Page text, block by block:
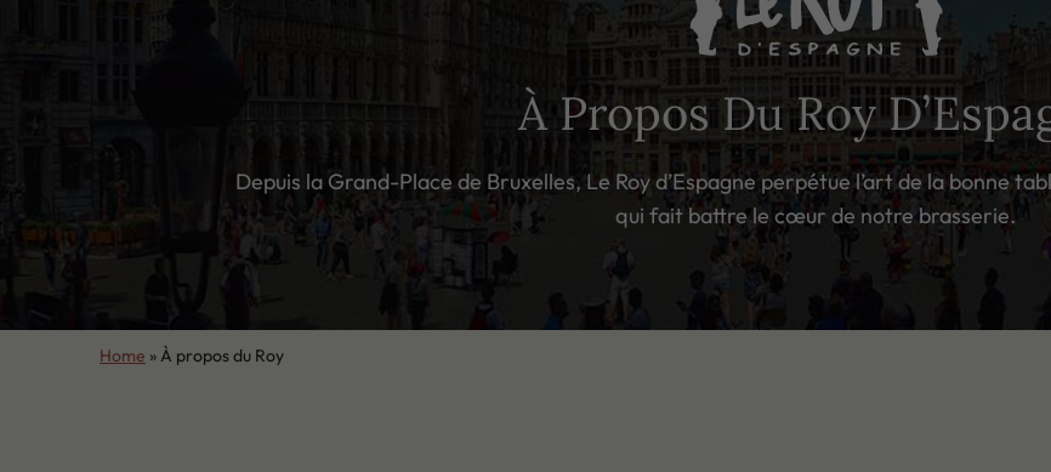
À Propos Du Roy
Depuis la Grand-Place de Bruxelles, Le Roy d’Espagne perpétue l’art de la bonne
qui fait battre le cœur de notre brasserie.
Home »À propos du Roy